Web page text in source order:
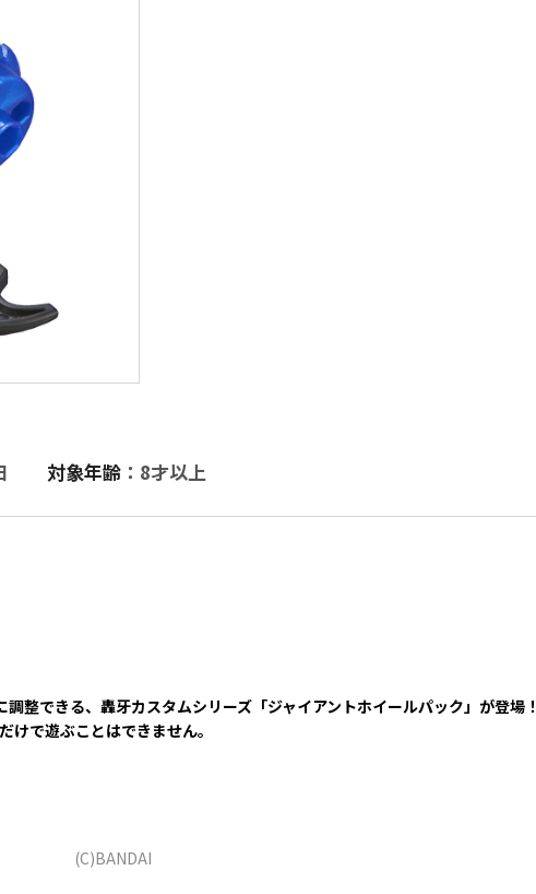
対象年齢 ：8才以上
整できる、轟牙カスタムシリーズ「ジャイアントホイールパック」が登場！
で遊ぶことはできません。
(C)BANDAI